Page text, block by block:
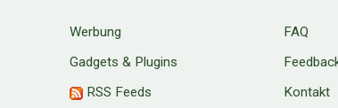
Werbung
Gadgets & Plugins
RSS Feeds
FAQ
Kontakt